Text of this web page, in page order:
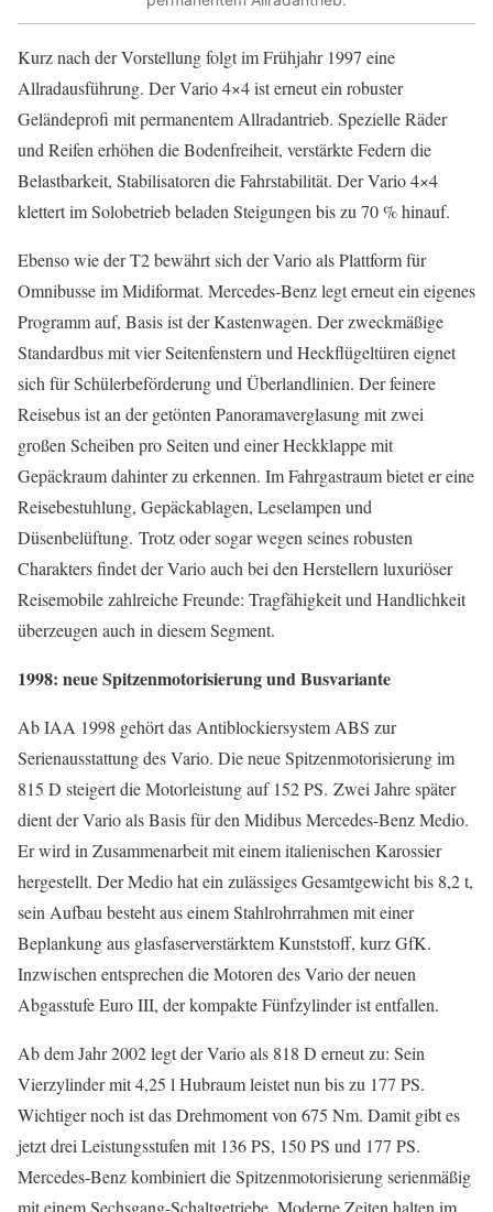
Kurz nach der Vorstellung folgt im Frühjahr 1997 eine
Allradausführung. Der Vario 4×4 ist erneut ein robuster
Geländeprofi mit permanentem Allradantrieb. Spezielle Räder
und Reifen erhöhen die Bodenfreiheit, verstärkte Federn die
Belastbarkeit, Stabilisatoren die Fahrstabilität. Der Vario 4×4
klettert im Solobetrieb beladen Steigungen bis zu 70 % hinauf.
Ebenso wie der T2 bewährt sich der Vario als Plattform für
Omnibusse im Midiformat. Mercedes-Benz legt erneut ein eigenes
Programm auf, Basis ist der Kastenwagen. Der zweckmäßige
Standardbus mit vier Seitenfenstern und Heckflügeltüren eignet
sich für Schülerbeförderung und Überlandlinien. Der feinere
Reisebus ist an der getönten Panoramaverglasung mit zwei
großen Scheiben pro Seiten und einer Heckklappe mit
Gepäckraum dahinter zu erkennen. Im Fahrgastraum bietet er eine
Reisebestuhlung, Gepäckablagen, Leselampen und
Düsenbelüftung. Trotz oder sogar wegen seines robusten
Charakters findet der Vario auch bei den Herstellern luxuriöser
Reisemobile zahlreiche Freunde: Tragfähigkeit und Handlichkeit
überzeugen auch in diesem Segment.
1998: neue Spitzenmotorisierung und Busvariante
Ab IAA 1998 gehört das Antiblockiersystem ABS zur
Serienausstattung des Vario. Die neue Spitzenmotorisierung im
815 D steigert die Motorleistung auf 152 PS. Zwei Jahre später
dient der Vario als Basis für den Midibus Mercedes-Benz Medio.
Er wird in Zusammenarbeit mit einem italienischen Karossier
hergestellt. Der Medio hat ein zulässiges Gesamtgewicht bis 8,2 t,
sein Aufbau besteht aus einem Stahlrohrrahmen mit einer
Beplankung aus glasfaserverstärktem Kunststoff, kurz GfK.
Inzwischen entsprechen die Motoren des Vario der neuen
Abgasstufe Euro III, der kompakte Fünfzylinder ist entfallen.
Ab dem Jahr 2002 legt der Vario als 818 D erneut zu: Sein
Vierzylinder mit 4,25 l Hubraum leistet nun bis zu 177 PS.
Wichtiger noch ist das Drehmoment von 675 Nm. Damit gibt es
jetzt drei Leistungsstufen mit 136 PS, 150 PS und 177 PS.
Mercedes-Benz kombiniert die Spitzenmotorisierung serienmäßig
mit einem Sechsgang-Schaltgetriebe. Moderne Zeiten halten im